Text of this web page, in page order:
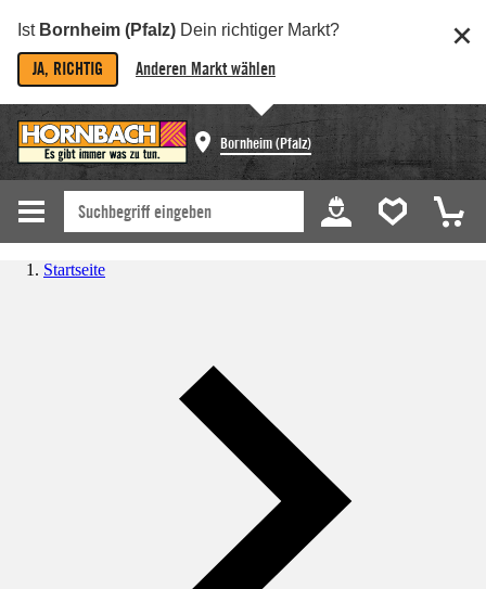
Ist Bornheim (Pfalz) Dein richtiger Markt?
JA, RICHTIG Anderen Markt wählen
Bornheim (Pfalz)
Startseite